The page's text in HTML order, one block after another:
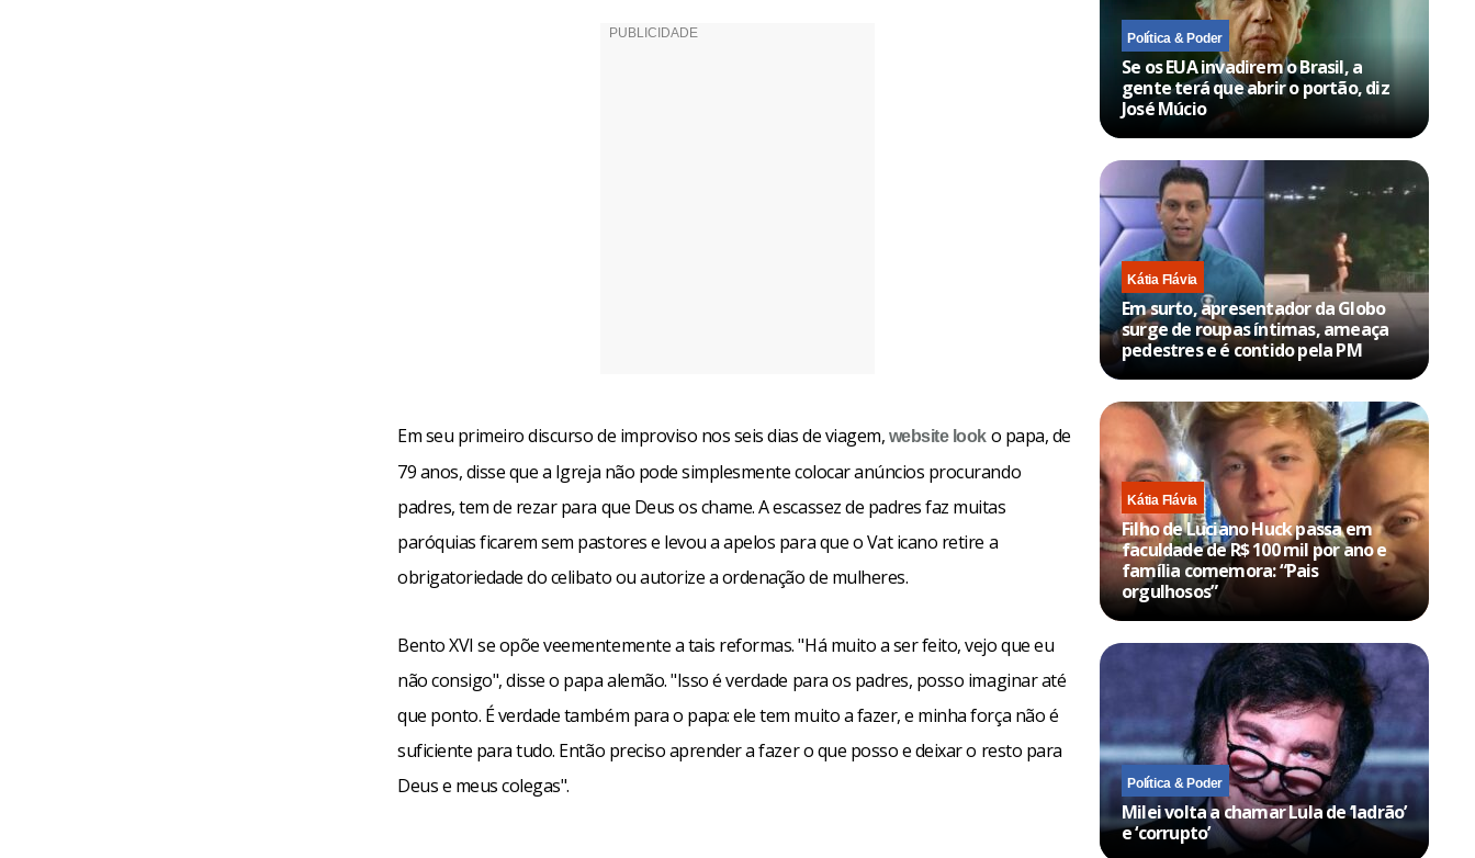
Em seu primeiro discurso de improviso nos seis dias de viagem, website look o papa, de
79 anos, disse que a Igreja não pode simplesmente colocar anúncios procurando
padres, tem de rezar para que Deus os chame. A escassez de padres faz muitas
paróquias ficarem sem pastores e levou a apelos para que o Vat icano retire a
obrigatoriedade do celibato ou autorize a ordenação de mulheres.
Bento XVI se opõe veementemente a tais reformas. "Há muito a ser feito, vejo que eu
não consigo", disse o papa alemão. "Isso é verdade para os padres, posso imaginar até
que ponto. É verdade também para o papa: ele tem muito a fazer, e minha força não é
suficiente para tudo. Então preciso aprender a fazer o que posso e deixar o resto para
Deus e meus colegas".
Política & Poder
Se os EUA invadirem o Brasil, a
gente terá que abrir o portão, diz
José Múcio
Kátia Flávia
Em surto, apresentador da Globo
surge de roupas íntimas, ameaça
pedestres e é contido pela PM
Kátia Flávia
Filho de Luciano Huck passa em
faculdade de R$ 100 mil por ano e
família comemora: “Pais
orgulhosos”
Política & Poder
Milei volta a chamar Lula de ‘ladrão’
e ‘corrupto’